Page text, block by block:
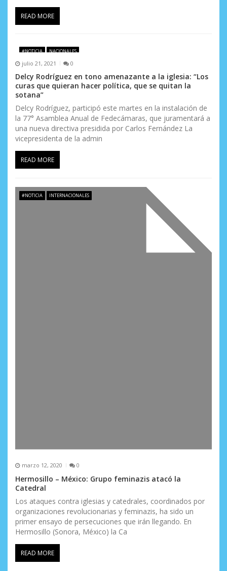
READ MORE
#NOTICIA NACIONALES
julio 21, 2021 0
Delcy Rodríguez en tono amenazante a la iglesia: “Los
curas que quieran hacer política, que se quitan la
sotana”
Delcy Rodríguez, participó este martes en la instalación de
la 77° Asamblea Anual de Fedecámaras, que juramentará a
una nueva directiva presidida por Carlos Fernández La
vicepresidenta de la admin
READ MORE
#NOTICIA INTERNACIONALES
marzo 12, 2020 0
Hermosillo – México: Grupo feminazis atacó la
Catedral
Los ataques contra iglesias y catedrales, coordinados por
organizaciones revolucionarias y feminazis, ha sido un
primer ensayo de persecuciones que irán llegando. En
Hermosillo (Sonora, México) la Ca
READ MORE